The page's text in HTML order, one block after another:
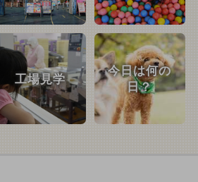
工場見学
今日は何の
日？